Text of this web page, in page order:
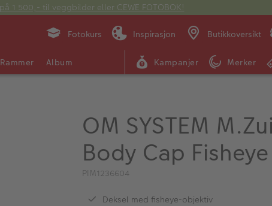
1 500,- til veggbilder eller CEWE FOTOBOK!
Fotokurs Inspirasjon Butikkoversikt
Rammer Album Kampanjer Merker
OM SYSTEM
Body Cap
PIM1236604
Deksel med fisheye-objektiv